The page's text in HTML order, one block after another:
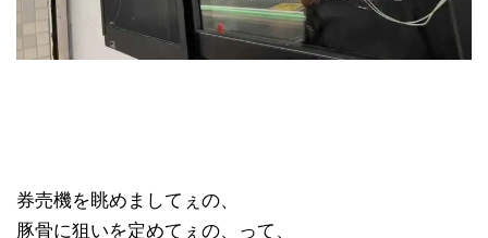
券売機を眺めましてぇの、
豚骨に狙いを定めてぇの、って、